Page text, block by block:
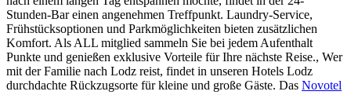
Stunden-Bar einen angenehmen Treffpunkt. Laundry-Service,
Frühstücksoptionen und Parkmöglichkeiten bieten zusätzlichen
Komfort. Als ALL mitglied sammeln Sie bei jedem Aufenthalt
Punkte und genießen exklusive Vorteile für Ihre nächste Reise., Wer
mit der Familie nach Lodz reist, findet in unseren Hotels Lodz
durchdachte Rückzugsorte für kleine und große Gäste. Das Novotel